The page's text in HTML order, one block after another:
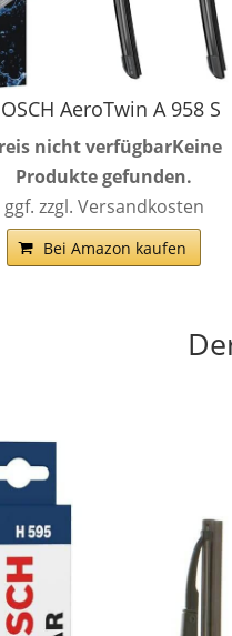
AeroTwin A 958 S
nicht verfügbarKeine
Produkte gefunden.
ggf. zzgl. Versandkosten
Bei Amazon kaufen